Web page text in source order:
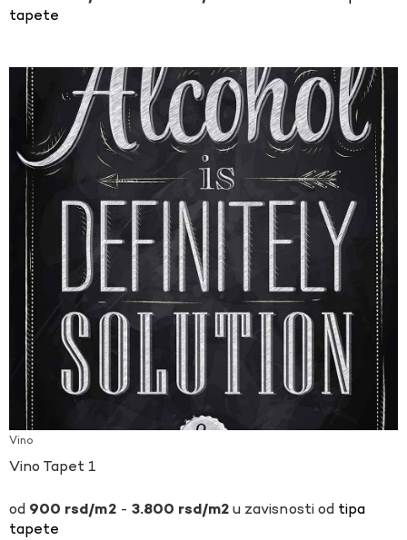
tapete
Vino
Vino Tapet 1
900 rsd - 3.800 rsd u zavisnosti od tipa
tapete